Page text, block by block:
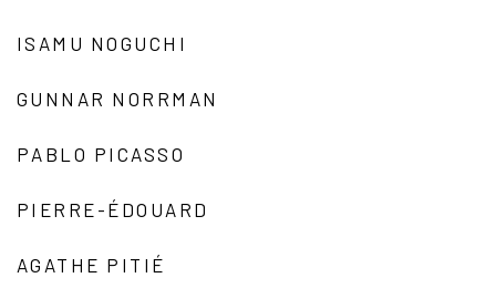
ISAMU NOGUCHI
GUNNAR NORRMAN
PABLO PICASSO
PIERRE-ÉDOUARD
AGATHE PITIÉ